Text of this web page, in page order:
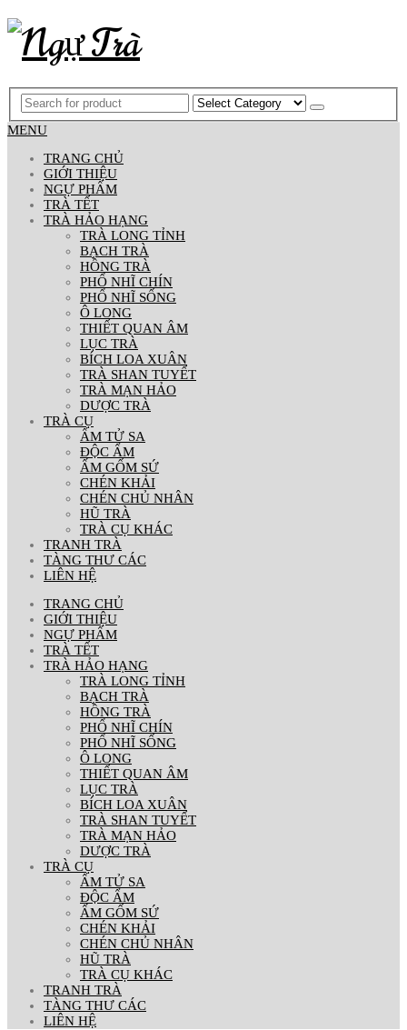
MENU
TRANG CHỦ
GIỚI THIỆU
NGỰ PHẨM
TRÀ TẾT
TRÀ HẢO HẠNG
TRÀ LONG TỈNH
BẠCH TRÀ
HỒNG TRÀ
PHỔ NHĨ CHÍN
PHỔ NHĨ SỐNG
Ô LONG
THIẾT QUAN ÂM
LỤC TRÀ
BÍCH LOA XUÂN
TRÀ SHAN TUYẾT
TRÀ MẠN HẢO
DƯỢC TRÀ
TRÀ CỤ
ẤM TỬ SA
ĐỘC ẨM
ẤM GỐM SỨ
CHÉN KHẢI
CHÉN CHỦ NHÂN
HŨ TRÀ
TRÀ CỤ KHÁC
TRANH TRÀ
TÀNG THƯ CÁC
LIÊN HỆ
TRANG CHỦ
GIỚI THIỆU
NGỰ PHẨM
TRÀ TẾT
TRÀ HẢO HẠNG
TRÀ LONG TỈNH
BẠCH TRÀ
HỒNG TRÀ
PHỔ NHĨ CHÍN
PHỔ NHĨ SỐNG
Ô LONG
THIẾT QUAN ÂM
LỤC TRÀ
BÍCH LOA XUÂN
TRÀ SHAN TUYẾT
TRÀ MẠN HẢO
DƯỢC TRÀ
TRÀ CỤ
ẤM TỬ SA
ĐỘC ẨM
ẤM GỐM SỨ
CHÉN KHẢI
CHÉN CHỦ NHÂN
HŨ TRÀ
TRÀ CỤ KHÁC
TRANH TRÀ
TÀNG THƯ CÁC
LIÊN HỆ